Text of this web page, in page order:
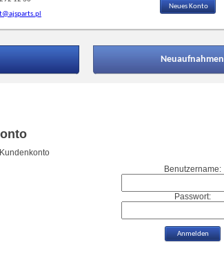
Neues Konto
Neuaufnahmen
Kundenkonto
Benutzername:
Passwort: